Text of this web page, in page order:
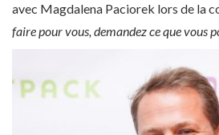
avec Magdalena Paciorek lors de la
faire pour vous, demandez ce que vous